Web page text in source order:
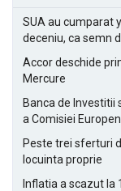
SUA au cumparat
deceniu, ca semn
Accor deschide
Mercure
Banca de Investitii
a Comisiei
Peste trei sferturi
locuinta proprie
Inflatia a scazut la